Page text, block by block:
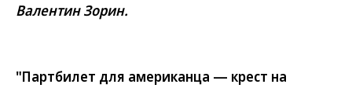
Валентин Зорин.
"Партбилет для американца — крест на